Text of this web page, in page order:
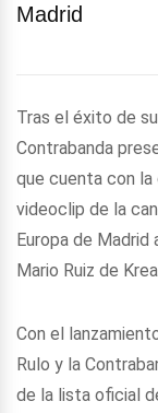
Madrid
Tras el éxito de
Contrabanda
que cuenta con la
videoclip de la
Europa de
Mario Ruiz de
Con el
Rulo y la
de la lista oficial